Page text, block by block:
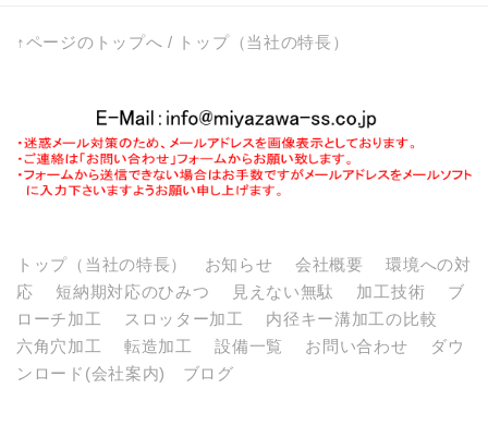
↑ページのトップへ / トップ（当社の特長）
トップ（当社の特長） お知らせ 会社概要
環境への対
応
短納期対応のひみつ 見えない無駄 加工技術
ブ
ローチ加工
スロッター加工
内径キー溝加工の比較
六角穴加工
転造加工 設備一覧 お問い合わせ
ダウ
ンロード(会社案内)
ブログ